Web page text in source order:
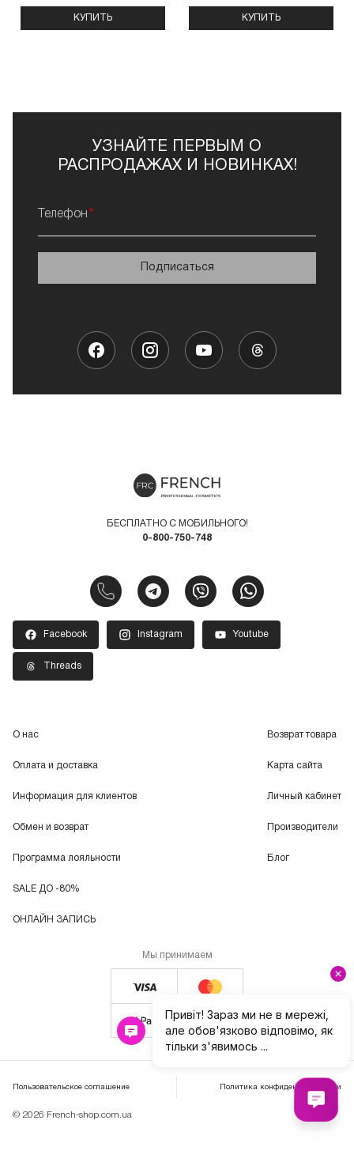
КУПИТЬ КУПИТЬ
УЗНАЙТЕ ПЕРВЫМ О
РАСПРОДАЖАХ И НОВИНКАХ!
Телефон
Подписаться
БЕСПЛАТНО С МОБИЛЬНОГО!
0-800-750-748
Facebook Instagram Youtube
Threads
О нас
Оплата и доставка
Информация для клиентов
Обмен и возврат
Программа лояльности
SALE ДО -80%
ОНЛАЙН ЗАПИСЬ
Возврат товара
Карта сайта
Личный кабинет
Производители
Блог
Мы принимаем
© 2026 French-shop.com.ua
Пользовательское соглашение Политика конфиденциальности